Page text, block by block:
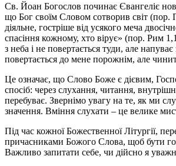
Св. Йоан Богослов починає Євангеліє
що Бог своїм Словом сотворив світ (пор.
діяльне, гостріше від усякого меча
спасіння кожному, хто вірує» (пор. Рим
з неба і не повертається туди, але
повертається до мене порожнім, але
Це означає, що Слово Боже є дієвим,
спосіб: через слухання, читання,
перебуває. Звернімо увагу на те, як ми
значення. Вміння слухати – це велике
Під час кожної Божественної Літургії,
причасниками Божого Слова, щоб бути
Важливо запитати себе, чи дійсно я